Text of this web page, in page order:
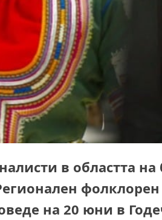
в областта на
на 20 юни в